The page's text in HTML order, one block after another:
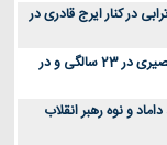
در کنار ایرج قادری در
عکس؛ سفر در زمان؛ آتنه فقیه نصیری در 23 سالگی و در
و نوه رهبر انقلاب